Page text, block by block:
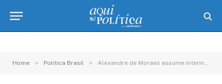
Home » Política Brasil » Alexandre de Moraes assume interinamente presidência do STF durante recesso de Fachin